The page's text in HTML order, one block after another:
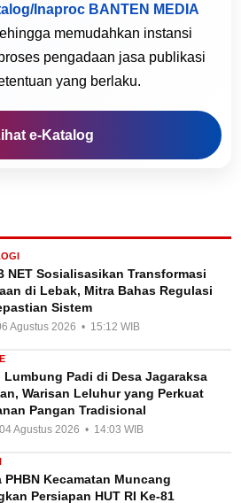
Inaproc BANTEN MEDIA
memudahkan instansi
pengadaan jasa publikasi
yang berlaku.
e-Katalog
NET Sosialisasikan Transformasi
di Lebak, Mitra Bahas Regulasi
Sistem
Agustus 2026 • 15:12 WIB
Lumbung Padi di Desa Jagaraksa
Warisan Leluhur yang Perkuat
Pangan Tradisional
Agustus 2026 • 14:03 WIB
PHBN Kecamatan Muncang
Persiapan HUT RI Ke-81